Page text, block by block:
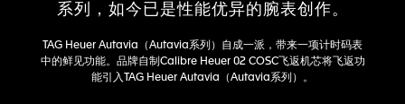
系列，如今已是性能优异的腕表创作。
TAG Heuer Autavia（Autavia系列）自成一派，带来一项计时码表
中的鲜见功能。品牌自制Calibre Heuer 02 COSC飞返机芯将飞返功
能引入TAG Heuer Autavia（Autavia系列）。